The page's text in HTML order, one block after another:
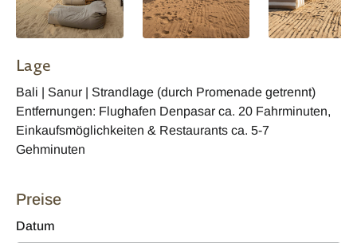
Lage
Bali | Sanur | Strandlage (durch Promenade getrennt)
Entfernungen: Flughafen Denpasar ca. 20 Fahrminuten,
Einkaufsmöglichkeiten & Restaurants ca. 5-7
Gehminuten
Preise
Datum